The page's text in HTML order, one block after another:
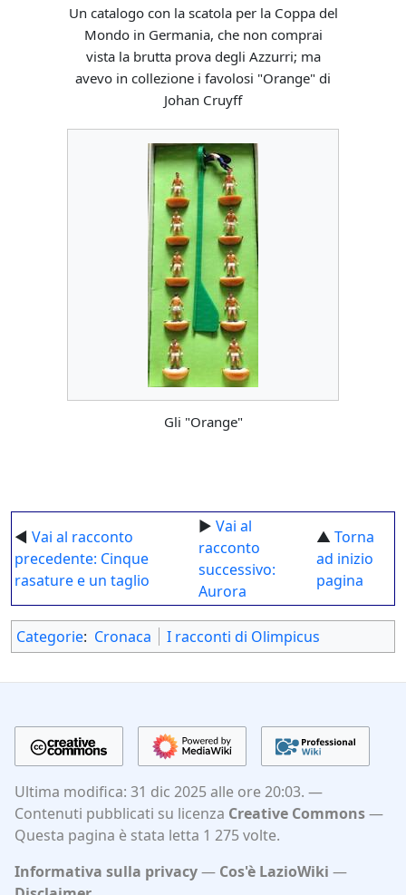
Un catalogo con la scatola per la Coppa del
Mondo in Germania, che non comprai
vista la brutta prova degli Azzurri; ma
avevo in collezione i favolosi "Orange" di
Johan Cruyff
Gli "Orange"
◄ Vai al racconto
precedente: Cinque
rasature e un taglio
► Vai al
racconto
successivo:
Aurora
▲ Torna
ad inizio
pagina
Categorie: Cronaca I racconti di Olimpicus
Ultima modifica: 31 dic 2025 alle ore 20:03.
Contenuti pubblicati su licenza Creative Commons
Questa pagina è stata letta 1 275 volte.
Informativa sulla privacy
Cos'è LazioWiki